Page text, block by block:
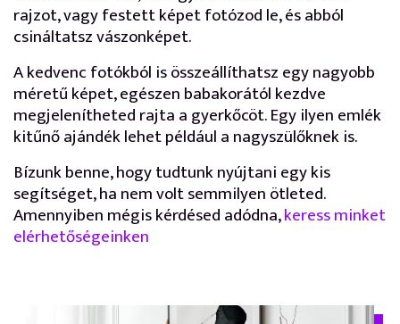
rajzot, vagy festett képet fotózod le, és abból
csináltatsz vászonképet.
A kedvenc fotókból is összeállíthatsz egy nagyobb
méretű képet, egészen babakorától kezdve
megjelenítheted rajta a gyerkőcöt. Egy ilyen emlék
kitűnő ajándék lehet például a nagyszülőknek is.
Bízunk benne, hogy tudtunk nyújtani egy kis
segítséget, ha nem volt semmilyen ötleted.
Amennyiben mégis kérdésed adódna,keress minket
elérhetőségeinken